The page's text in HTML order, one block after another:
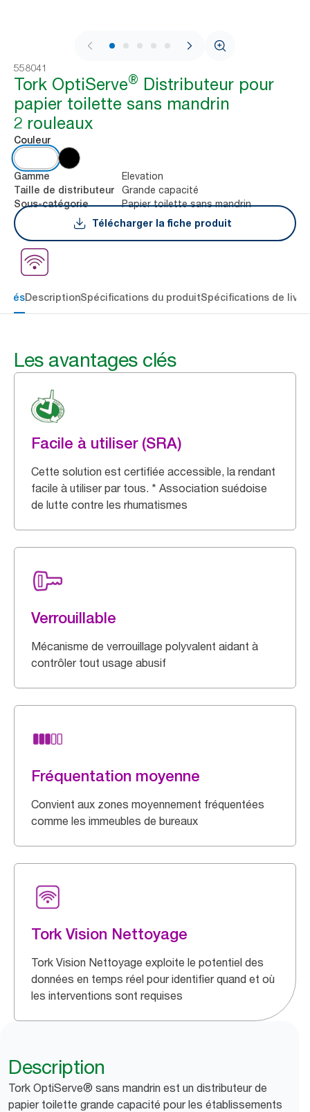
1 / 7
558041
Tork OptiServe® Distributeur pour
papier toilette sans mandrin
2 rouleaux
Couleur
Gamme Elevation
Taille de distributeur Grande capacité
Sous-catégorie
Papier toilette sans mandrin
Télécharger la fiche produit
clésDescriptionSpécifications du produitSpécifications de
Les avantages clés
Facile à utiliser (SRA)
Cette solution est certifiée accessible, la rendant
facile à utiliser par tous. * Association suédoise
de lutte contre les rhumatismes
Verrouillable
Mécanisme de verrouillage polyvalent aidant à
contrôler tout usage abusif
Fréquentation moyenne
Convient aux zones moyennement fréquentées
comme les immeubles de bureaux
Tork Vision Nettoyage
Tork Vision Nettoyage exploite le potentiel des
données en temps réel pour identifier quand et où
les interventions sont requises
Description
Tork OptiServe® sans mandrin est un distributeur de
papier toilette grande capacité pour les établissements